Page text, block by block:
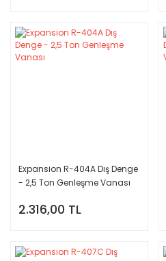
Expansion R-404A Dış Denge
- 2,5 Ton Genleşme Vanası
2.316,00 TL